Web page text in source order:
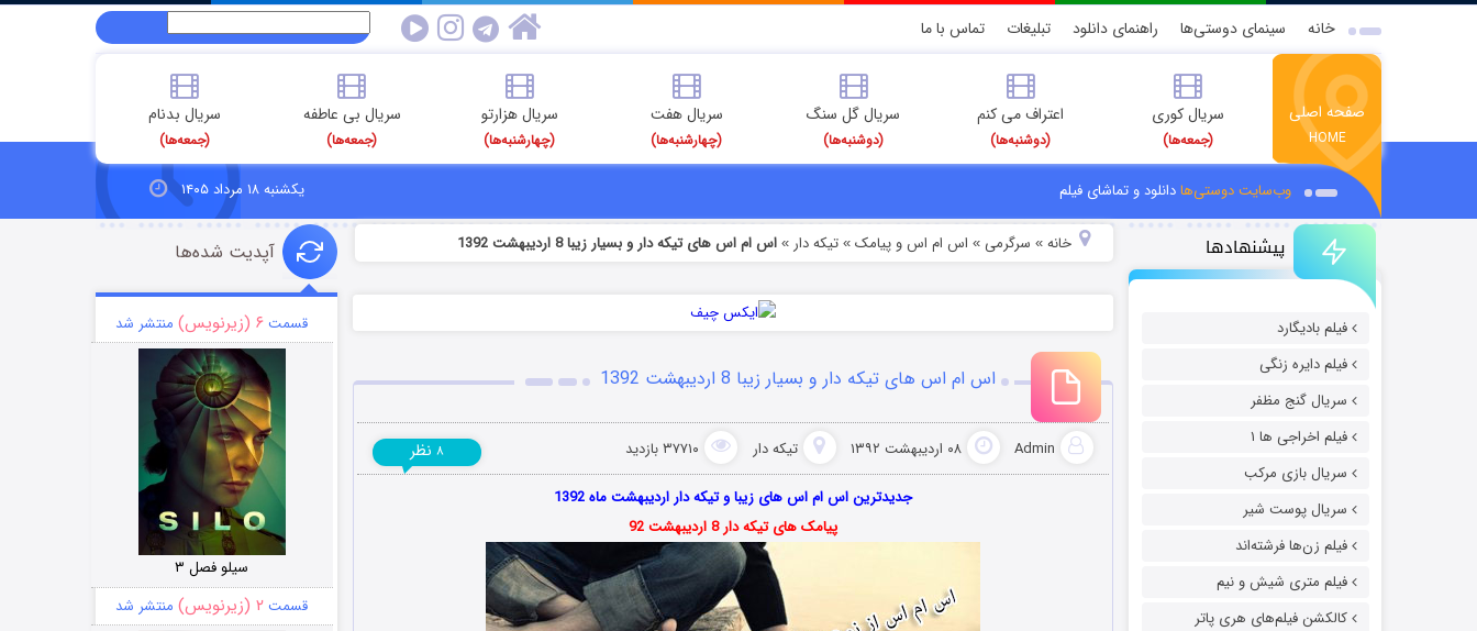
خانه سینمای دوستی‌ها راهنمای دانلود تبلیغات تماس با ما
صفحه اصلی
HOME
سریال کوری
(جمعه‌ها)
اعتراف می کنم
(دوشنبه‌ها)
سریال گل سنگ
(دوشنبه‌ها)
سریال هفت
(چهارشنبه‌ها)
سریال هزارتو
(چهارشنبه‌ها)
سریال بی عاطفه
(جمعه‌ها)
سریال بدنام
(جمعه‌ها)
وب‌سایت دوستی‌هادانلود و تماشای فیلم یکشنبه ۱۸ مرداد ۱۴۰۵
پیشنهادها
فیلم بادیگارد
فیلم دایره زنگی
سریال گنج مظفر
فیلم اخراجی ها ۱
سریال بازی مرکب
سریال پوست شیر
فیلم زن‌ها فرشته‌اند
فیلم متری شیش و نیم
کالکشن فیلم‌های هری پاتر
خانه» سرگرمی » اس ام اس و پیامک» تیکه دار » اس ام اس های تیکه دار و بسیار زیبا 8 اردیبهشت 1392
اس ام اس های تیکه دار و بسیار زیبا 8 اردیبهشت 1392
Admin ۰۸ اردیبهشت ۱۳۹۲ تیکه دار ۳۷۷۱۰ بازدید ۸ نظر
جدیدترین اس ام اس های زیبا و تیکه دار اردیبهشت ماه 1392
پیامک های تیکه دار 8 اردیبهشت 92
آپدیت شده‌ها
قسمت ۶ (زیرنویس) منتشر شد
سیلو فصل ۳
قسمت ۲ (زیرنویس) منتشر شد